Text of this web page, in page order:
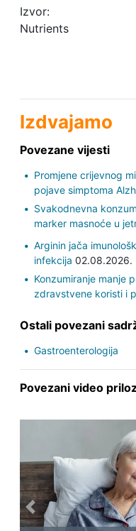
Izvor:
Nutrients
Izdvajamo
Povezane vijesti
Promjene crijevnog
pojave simptoma
Svakodnevna
marker masnoće u
Arginin jača
infekcija 02.08.2026.
Konzumiranje manje
zdravstvene koristi i
Ostali povezani
Gastroenterologija
Povezani video
Previous